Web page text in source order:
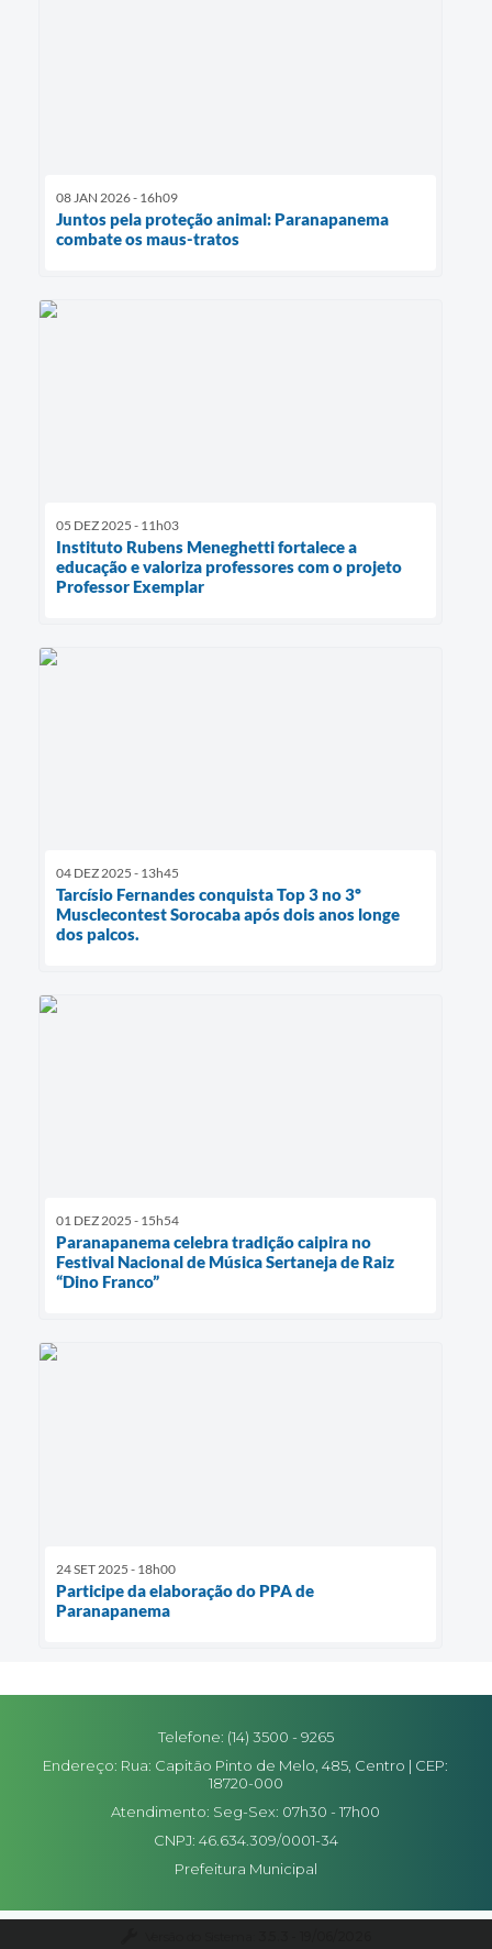
08 JAN 2026 - 16h09
Juntos pela proteção animal: Paranapanema
combate os maus-tratos
05 DEZ 2025 - 11h03
Instituto Rubens Meneghetti fortalece a
educação e valoriza professores com o projeto
Professor Exemplar
04 DEZ 2025 - 13h45
Tarcísio Fernandes conquista Top 3 no 3º
Musclecontest Sorocaba após dois anos longe
dos palcos.
01 DEZ 2025 - 15h54
Paranapanema celebra tradição caipira no
Festival Nacional de Música Sertaneja de Raiz
“Dino Franco”
24 SET 2025 - 18h00
Participe da elaboração do PPA de
Paranapanema
Telefone: (14) 3500 - 9265
Endereço: Rua: Capitão Pinto de Melo, 485, Centro | CEP:
18720-000
Atendimento: Seg-Sex: 07h30 - 17h00
CNPJ: 46.634.309/0001-34
Prefeitura Municipal